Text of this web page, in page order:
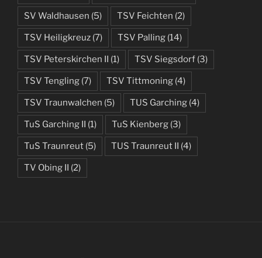
SV Waldhausen (5) TSV Feichten (2)
TSV Heiligkreuz (7) TSV Palling (14)
TSV Peterskirchen II (1) TSV Siegsdorf (3)
TSV Tengling (7) TSV Tittmoning (4)
TSV Traunwalchen (5) TUS Garching (4)
TuS Garching II (1) TuS Kienberg (3)
TuS Traunreut (5) TUS Traunreut II (4)
TV Obing II (2)